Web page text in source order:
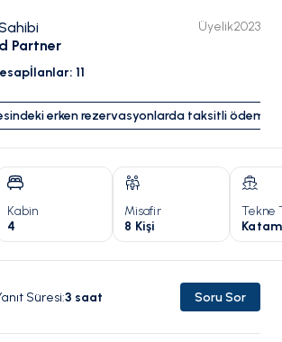
Partner
Üyelik2023
İlanlar: 11
erken rezervasyonlarda taksitli ödeme
Kabin
4
Misafir
8 Kişi
Tekne
Süresi:3 saat Soru Sor